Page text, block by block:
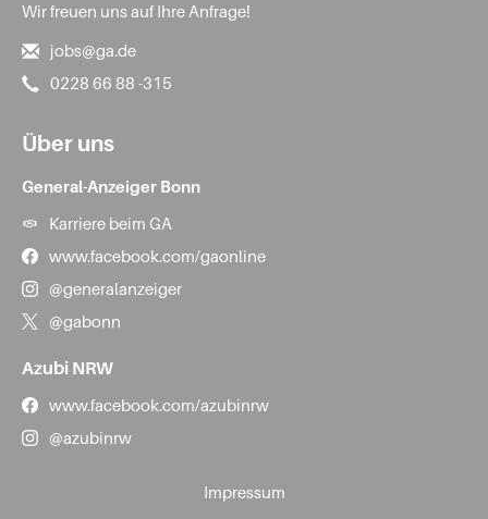
Wir freuen uns auf Ihre Anfrage!
jobs@ga.de
0228 66 88 -315
Über uns
General-Anzeiger Bonn
Karriere beim GA
www.facebook.com/gaonline
@generalanzeiger
@gabonn
Azubi NRW
www.facebook.com/azubinrw
@azubinrw
Impressum